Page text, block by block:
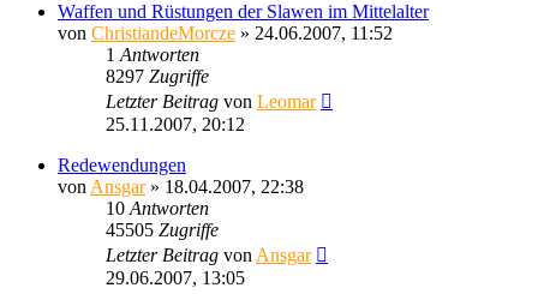
Waffen und Rüstungen der Slawen im Mittelalter
von ChristiandeMorcze » 24.06.2007, 11:52
1Antworten
8297 Zugriffe
Letzter Beitrag von Leomar
25.11.2007, 20:12
Redewendungen
vonAnsgar» 18.04.2007, 22:38
10Antworten
45505 Zugriffe
Letzter Beitrag vonAnsgar
29.06.2007, 13:05